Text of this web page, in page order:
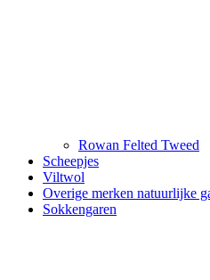
Rowan Felted Tweed
Scheepjes
Viltwol
Overige merken natuurlijke
Sokkengaren